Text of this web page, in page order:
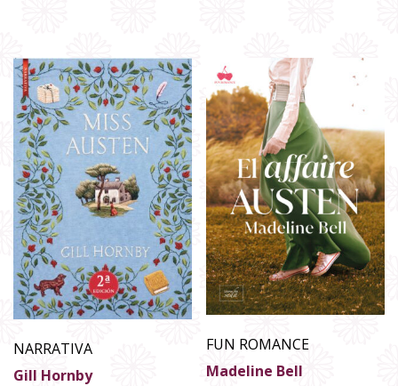
NARRATIVA
Gill Hornby
FUN ROMANCE
Madeline Bell